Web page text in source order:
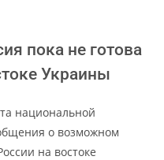
пока не готова
Украины
национальной
о возможном
на востоке